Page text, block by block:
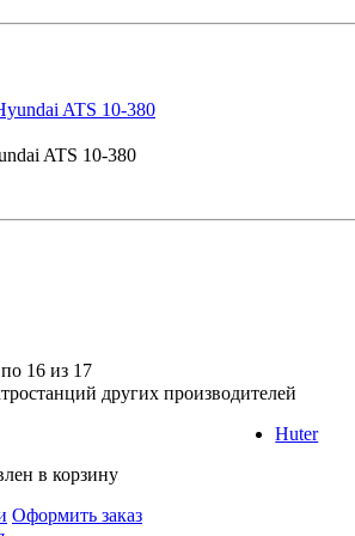
ATS 10-380
16 из 17
других производителей
Huter
в корзину
Оформить заказ